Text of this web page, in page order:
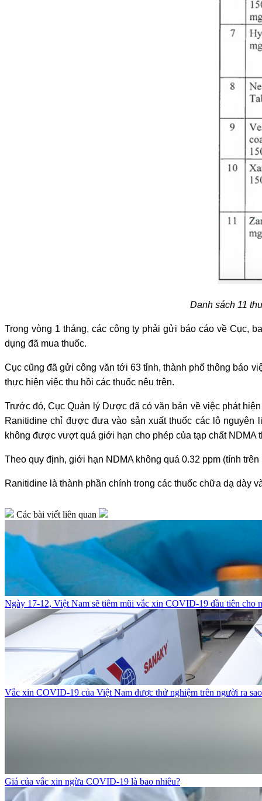
Danh sách 11
Trong vòng 1 tháng, các công ty phải gửi báo cáo về Cục,
dụng đã mua thuốc.
Cục cũng đã gửi công văn tới 63 tỉnh, thành phố thông báo
thực hiện việc thu hồi các thuốc nêu trên.
Trước đó, Cục Quản lý Dược đã có văn bản về việc phát
Ranitidine chỉ được đưa vào sản xuất thuốc các lô
không được vượt quá giới hạn cho phép của tạp chất NDMA
Theo quy định, giới hạn NDMA không quá 0.32 ppm (tính
Ranitidine là thành phần chính trong các thuốc chữa dạ dày
Các bài viết liên quan
Ngày 17-12, Việt Nam sẽ tiêm mũi vắc xin COVID-19 đầu tiên cho
Vắc xin COVID-19 của Việt Nam được thử nghiệm trên người ra
Giá của vắc xin ngừa COVID-19 là bao nhiêu?